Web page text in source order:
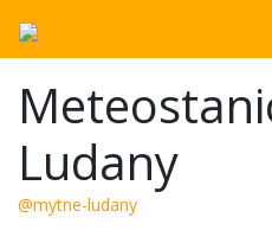
Ludany
@mytne-ludany